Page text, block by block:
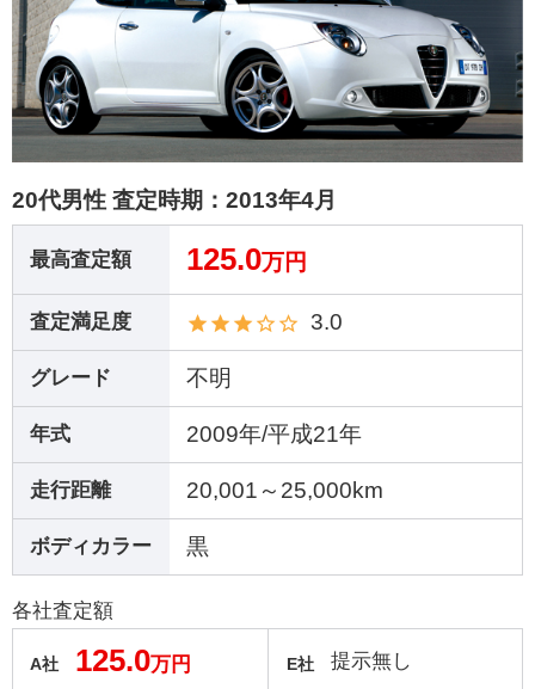
20代男性 査定時期： 2013年4月
最高査定額 125.0万円
査定満足度 3.0
グレード 不明
年式 2009年/平成21年
走行距離 20,001～25,000km
ボディカラー 黒
各社査定額
A社 125.0万円 E社 提示無し